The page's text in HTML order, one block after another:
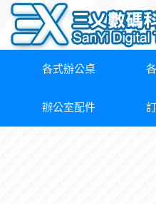
各式辦公桌
辦公室配件